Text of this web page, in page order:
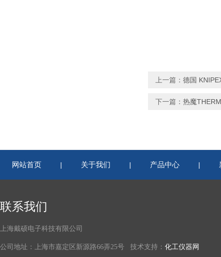
上一篇： 德国
下一篇： 热魔
网站首页 | 关于我们 | 产品中心 |
联系我们
上海戴硕电子科技有限公司
公司地址：上海市嘉定区新源路66弄25号 技术支持： 化工仪器网